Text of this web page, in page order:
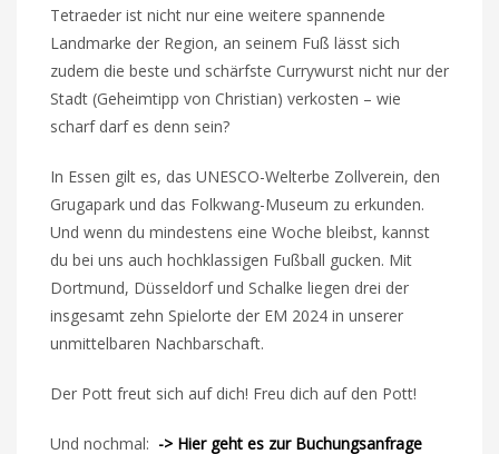
Tetraeder ist nicht nur eine weitere spannende
Landmarke der Region, an seinem Fuß lässt sich
zudem die beste und schärfste Currywurst nicht nur der
Stadt (Geheimtipp von Christian) verkosten – wie
scharf darf es denn sein?
In Essen gilt es, das UNESCO-Welterbe Zollverein, den
Grugapark und das Folkwang-Museum zu erkunden.
Und wenn du mindestens eine Woche bleibst, kannst
du bei uns auch hochklassigen Fußball gucken. Mit
Dortmund, Düsseldorf und Schalke liegen drei der
insgesamt zehn Spielorte der EM 2024 in unserer
unmittelbaren Nachbarschaft.
Der Pott freut sich auf dich! Freu dich auf den Pott!
Und nochmal: -> Hier geht es zur Buchungsanfrage